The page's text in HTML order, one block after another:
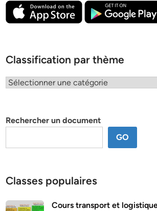
Classification par thème
Classification
Rechercher un document
GO
Classes populaires
Cours transport et